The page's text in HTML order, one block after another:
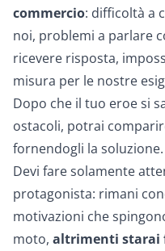
commercio: difficoltà a
noi, problemi a parlare
ricevere risposta,
misura per le nostre
Dopo che il tuo eroe si
ostacoli, potrai
fornendogli la soluzione.
Devi fare solamente
protagonista: rimani
motivazioni che
moto, altrimenti starai